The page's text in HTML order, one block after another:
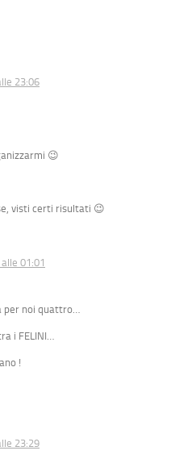
23:06
😉
visti certi risultati 😉
01:01
noi quattro…
i FELINI…
!
23:29